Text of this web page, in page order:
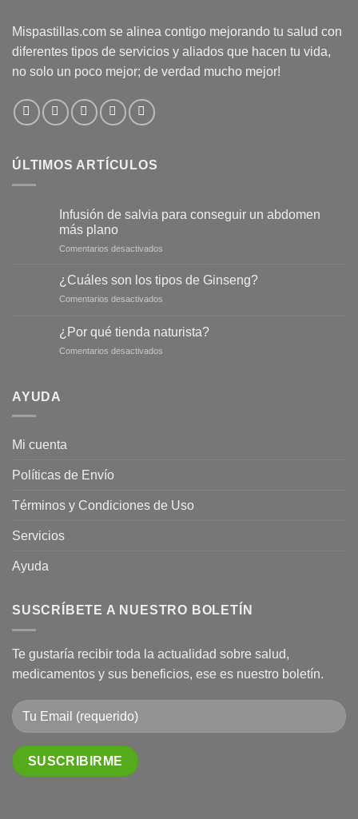
Mispastillas.com se alinea contigo mejorando tu salud con
diferentes tipos de servicios y aliados que hacen tu vida,
no solo un poco mejor; de verdad mucho mejor!
ÚLTIMOS ARTÍCULOS
Infusión de salvia para conseguir un abdomen
más plano
Comentarios desactivados
salvia
un
¿Cuáles son los tipos de Ginseng?
Comentarios desactivados
los
¿Por qué tienda naturista?
Comentarios desactivados
AYUDA
Mi cuenta
Políticas de Envío
Términos y Condiciones de Uso
Servicios
Ayuda
SUSCRÍBETE A NUESTRO BOLETÍN
Te gustaría recibir toda la actualidad sobre salud,
medicamentos y sus beneficios, ese es nuestro boletín.